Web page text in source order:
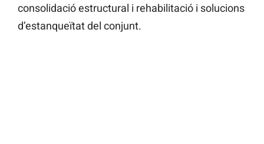
consolidació estructural i rehabilitació i solucions
d’estanqueïtat del conjunt.